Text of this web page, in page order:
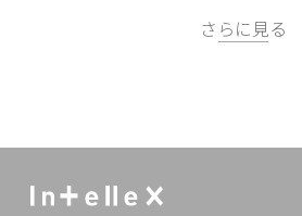
さらに見る